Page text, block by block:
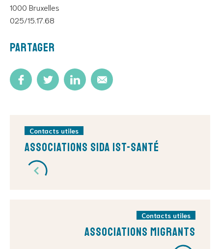
1000 Bruxelles
025/15.17.68
Partager
Contacts utiles
Associations sida IST-Santé
Contacts utiles
Associations Migrants